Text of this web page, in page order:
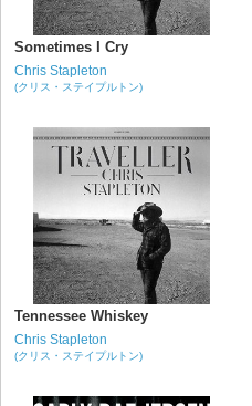
Sometimes I Cry
Chris Stapleton
(クリス・ステイプルトン)
Tennessee Whiskey
Chris Stapleton
(クリス・ステイプルトン)